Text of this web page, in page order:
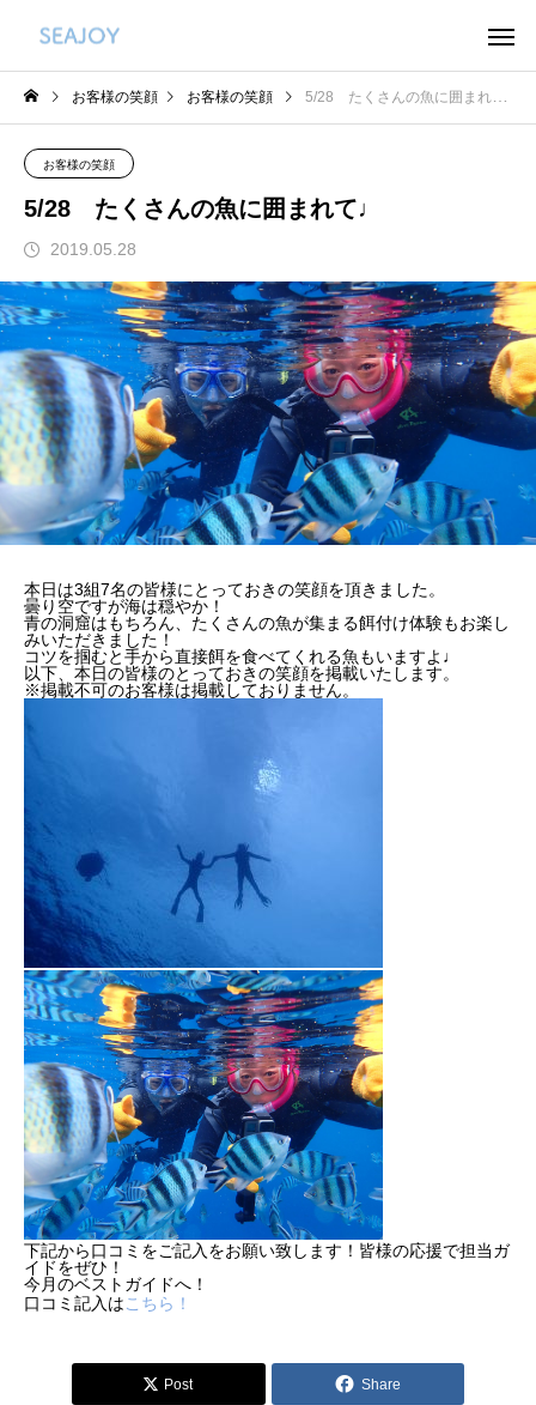
お客様の笑顔 お客様の笑顔 5/28 たくさんの魚に囲まれて♩
お客様の笑顔
5/28 たくさんの魚に囲まれて♩
2019.05.28
本日は3組7名の皆様にとっておきの笑顔を頂きました。
曇り空ですが海は穏やか！
青の洞窟はもちろん、たくさんの魚が集まる餌付け体験もお楽し
みいただきました！
コツを掴むと手から直接餌を食べてくれる魚もいますよ♩
以下、本日の皆様のとっておきの笑顔を掲載いたします。
※掲載不可のお客様は掲載しておりません。
下記から口コミをご記入をお願い致します！皆様の応援で担当ガ
イドをぜひ！
今月のベストガイドへ！
口コミ記入は こちら！
Post Share